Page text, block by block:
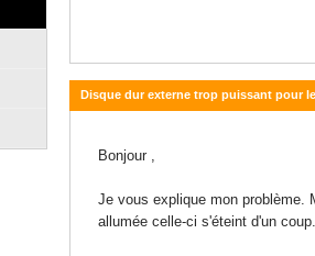
Disque dur externe trop puissant pour
Bonjour ,
Je vous explique mon problème.
allumée celle-ci s'éteint d'un